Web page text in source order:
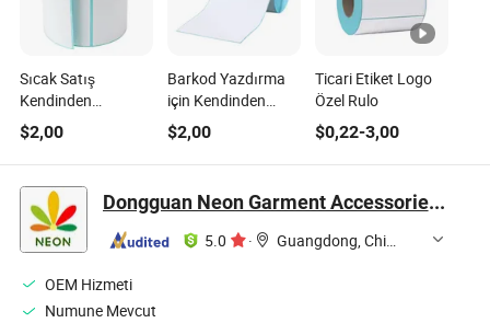
Sıcak Satış
Kendinden
Yapışkanlı Termal
Etiket Su Geçirmez
Barkod Gönderim
Etiketi Rulosu
$2,00
Barkod Yazdırma
için Kendinden
Yapışkanlı Boş
Beyaz Etiket
$2,00
Ticari Etiket Logo
Özel Rulo
$0,22-3,00
Dongguan Neon Garment Accessories Co., Ltd.
5.0 · Guangdong, China
OEM Hizmeti
Numune Mevcut